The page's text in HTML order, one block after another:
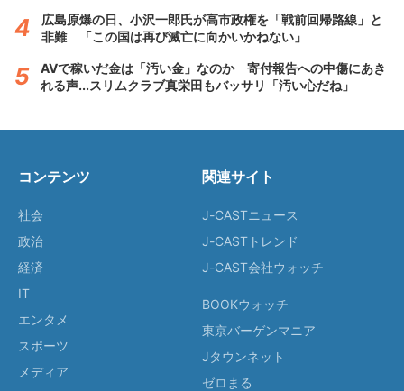
広島原爆の日、小沢一郎氏が高市政権を「戦前回帰路線」と
非難 「この国は再び滅亡に向かいかねない」
AVで稼いだ金は「汚い金」なのか 寄付報告への中傷にあき
れる声...スリムクラブ真栄田もバッサリ「汚い心だね」
コンテンツ
社会
政治
経済
IT
エンタメ
スポーツ
メディア
関連サイト
J-CASTニュース
J-CASTトレンド
J-CAST会社ウォッチ
BOOKウォッチ
東京バーゲンマニア
Jタウンネット
ゼロまる